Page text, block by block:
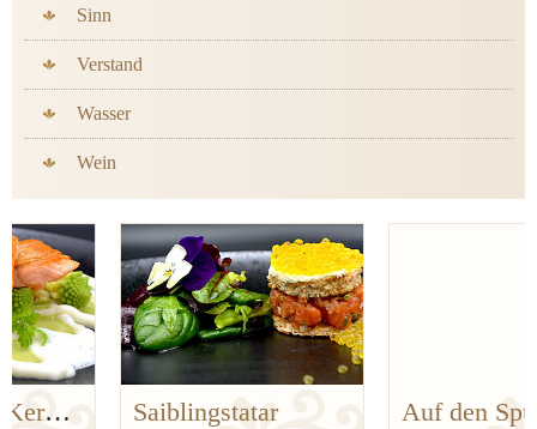
Sinn
Verstand
Wasser
Wein
Saiblingstatar Auf den Spuren der Bergischen Küchenklassiker